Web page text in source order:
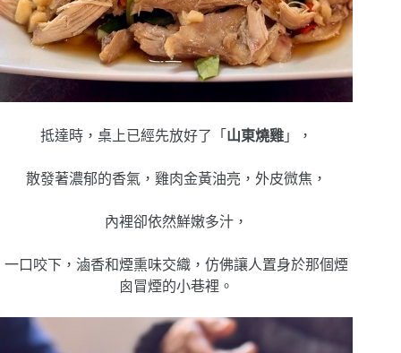
抵達時，桌上已經先放好了「 山東燒雞 」，
散發著濃郁的香氣，雞肉金黃油亮，外皮微焦，
內裡卻依然鮮嫩多汁，
一口咬下，滷香和煙熏味交織，仿佛讓人置身於那個煙
囪冒煙的小巷裡。